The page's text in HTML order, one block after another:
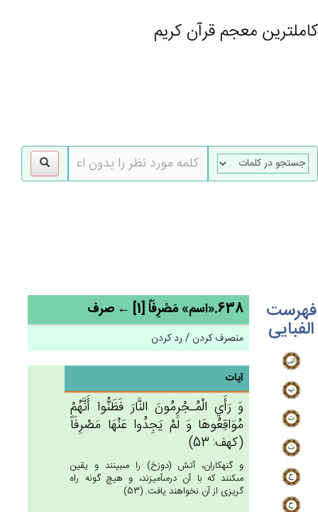
کاملترین معجم قرآن کریم
فهرست
الفبایی
638.«اسم» مَصْرِفَاً [1] ← صرف
منصرف کردن / رد کردن
آیات
وَ رَأَي‌ الْمُـجْرِمُون‌َ النَّارَ فَظَنُّوا أَنَّهُمْ‌
مُوَاقِعُوهَا وَ لَم‌ْ يَجِدُوا عَنْهَا مَصْرِفَاً
(كهف: 53)
و گنهكاران، آتش (دوزخ) را مى‏بينند و يقين
مى‏كنند كه با آن درمى‏آميزند، و هيچ گونه راه
گريزى از آن نخواهند يافت. (53)